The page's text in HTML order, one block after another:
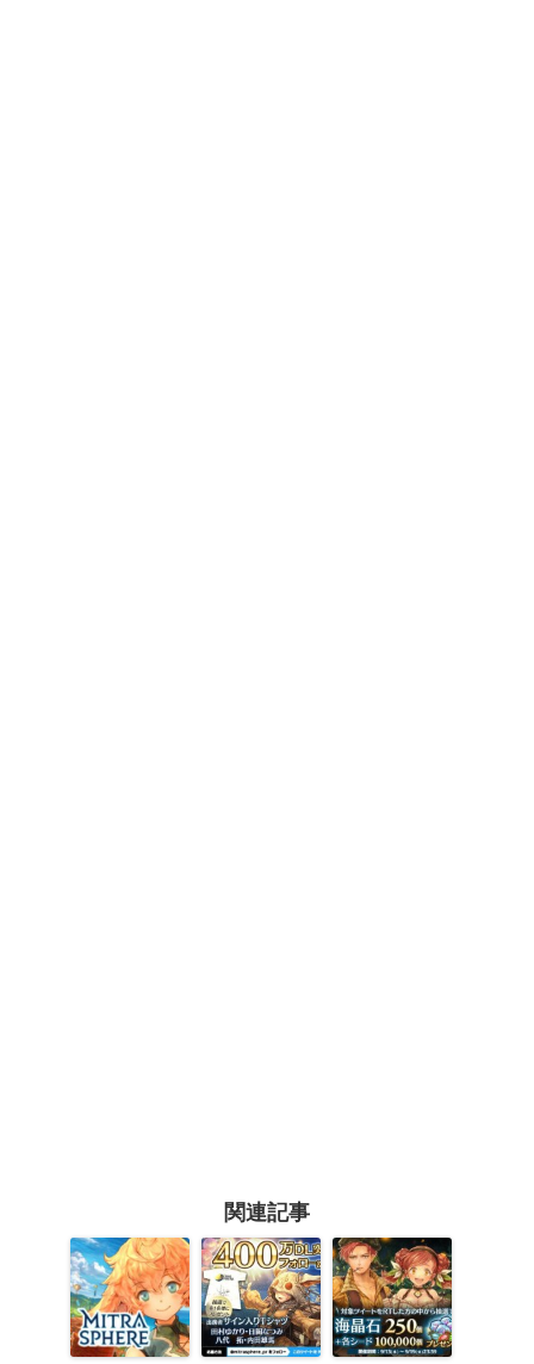
関連記事